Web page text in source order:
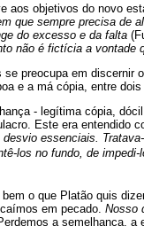
aos objetivos do novo
que sempre precisa de
do excesso e da falta
não é fictícia a vontade
preocupa em discernir
e a má cópia, entre
- legítima cópia,
Este era entendido
essenciais.
los no fundo, de impedi-
o que Platão quis
em pecado. Nosso
a semelhança,